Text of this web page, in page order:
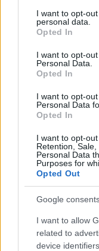
I want to opt-
personal data.
Opted In
I want to opt-
Personal Data.
Opted In
I want to opt-
Personal Data
Opted In
I want to opt-
Retention,
Personal Data
Purposes for
Opted Out
Google
I want to allow
related to
device
Trinità dei
del Turismo
considera
Fabio Rampelli:
vicepresidente
esperti alLouvre
della storia,
regalati da geni
rinomate opere
museo più
Effettivamente La
rivendicabile:
Gerusalemme